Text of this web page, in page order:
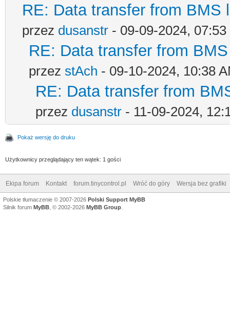
RE: Data transfer from BMS
przez dusanstr - 09-09-2024,
RE: Data transfer from
przez stAch - 09-10-2024, 10:38
RE: Data transfer from
przez dusanstr - 11-09-2024,
Pokaż wersję do druku
Użytkownicy przeglądający ten wątek: 1 gości
Ekipa forum Kontakt forum.tinycontrol.pl Wróć do góry Wersja bez grafiki
Polskie tłumaczenie © 2007-2026 Polski Support MyBB
Silnik forum MyBB , © 2002-2026 MyBB Group